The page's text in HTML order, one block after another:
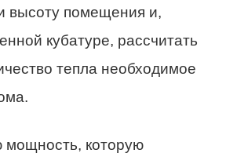
высоту помещения и,
кубатуре, рассчитать
тепла необходимое
мощность, которую